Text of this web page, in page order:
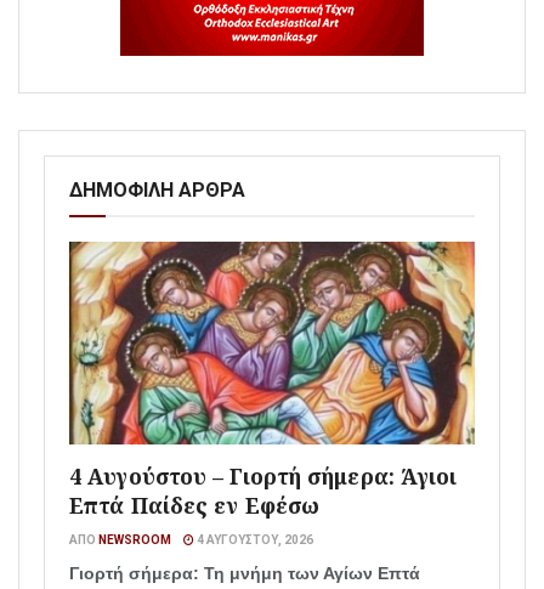
ΔΗΜΟΦΙΛΗ ΑΡΘΡΑ
4 Αυγούστου – Γιορτή σήμερα: Άγιοι
Επτά Παίδες εν Εφέσω
ΑΠΌ NEWSROOM 4 ΑΥΓΟΎΣΤΟΥ, 2026
Γιορτή σήμερα: Τη μνήμη των Αγίων Επτά